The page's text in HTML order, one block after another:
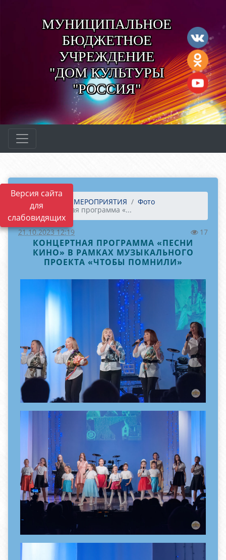
Версия сайта
для
слабовидящих
МУНИЦИПАЛЬНОЕ
БЮДЖЕТНОЕ
УЧРЕЖДЕНИЕ
"ДОМ КУЛЬТУРЫ
"РОССИЯ"
Главная МЕРОПРИЯТИЯ
Фото
Концертная программа «...
21.10.2023 12:19 17
КОНЦЕРТНАЯ ПРОГРАММА «ПЕСНИ
КИНО» В РАМКАХ МУЗЫКАЛЬНОГО
ПРОЕКТА «ЧТОБЫ ПОМНИЛИ»